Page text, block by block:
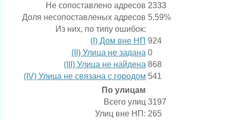
Не сопоставлено адресов 2333
Доля несопоставленых адресов 5.59%
Из них, по типу ошибок:
(I) Дом вне НП 924
(II) Улица не задана 0
(III) Улица не найдена 868
(IV) Улица не связана с городом 541
По улицам
Всего улиц 3197
Улиц вне НП: 265